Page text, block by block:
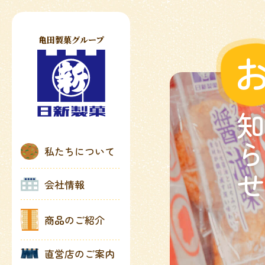
亀田製菓グループ
私たちについて
会社情報
商品のご紹介
直営店のご案内
知